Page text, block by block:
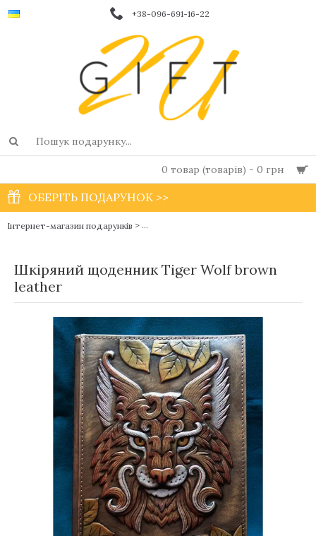
+38-096-691-16-22
0 товар (товарів) - 0 грн
ОБЕРІТЬ ПОДАРУНОК >>
Інтернет-магазин подарунків > Чоловічі фірмові блокноти і щоденники
Шкіряний щоденник Tiger Wolf brown
leather